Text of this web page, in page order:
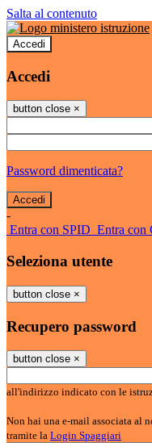
Salta al contenuto
Accedi
Accedi
button close ×
Password dimenticata?
-
Entra con SPID Entra con
Seleziona utente
button close ×
Recupero password
button close ×
all'indirizzo indicato con le
Non hai una e-mail associata al
tramite la Login Spaggiari